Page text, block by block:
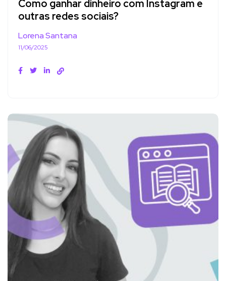
Como ganhar dinheiro com Instagram e
outras redes sociais?
Lorena Santana
11/06/2025